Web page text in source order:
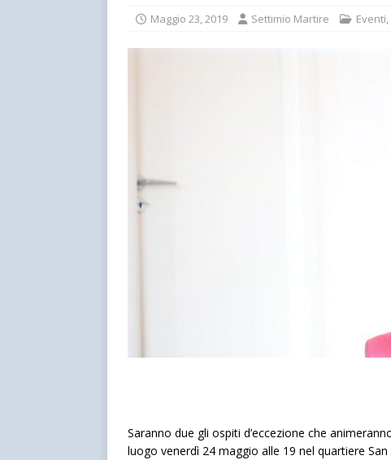
Maggio 23, 2019 Settimio Martire Eventi,
Saranno due gli ospiti d’eccezione che
luogo venerdì 24 maggio alle 19 nel quartiere